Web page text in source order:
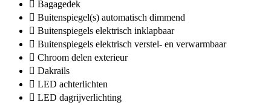
Bagagedek
Buitenspiegel(s) automatisch dimmend
Buitenspiegels elektrisch inklapbaar
Buitenspiegels elektrisch verstel- en verwarmbaar
Chroom delen exterieur
Dakrails
LED achterlichten
LED dagrijverlichting